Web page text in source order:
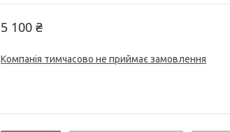
5 100 ₴
Компанія тимчасово не приймає замовлення